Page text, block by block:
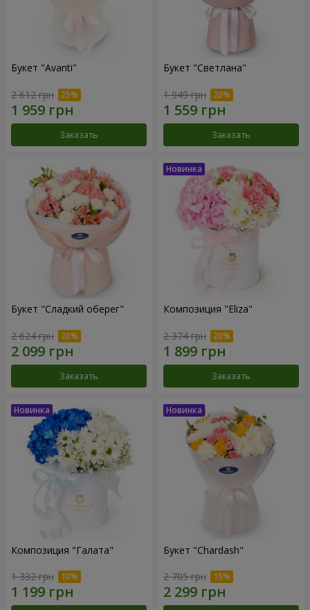
Букет "Avanti"
2 612 грн
Заказать
Букет "Светлана"
1 949 грн
Заказать
Букет "Сладкий оберег"
2 624 грн
Заказать
Композиция "Eliza"
2 374 грн
Заказать
Композиция "Галата"
1 332 грн
Букет "Chardash"
2 705 грн